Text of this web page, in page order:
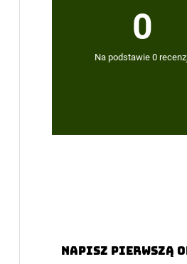
0
Na podstawie 0
Napisz pierwszą